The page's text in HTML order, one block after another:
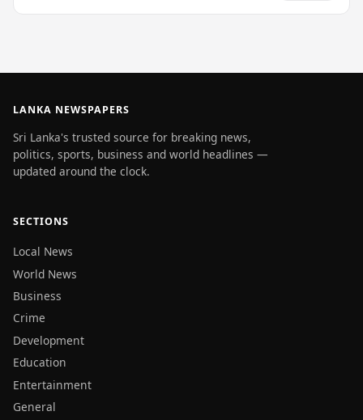
LANKA NEWSPAPERS
Sri Lanka's trusted source for breaking news,
politics, sports, business and world headlines —
updated around the clock.
SECTIONS
Local News
World News
Business
Crime
Development
Education
Entertainment
General